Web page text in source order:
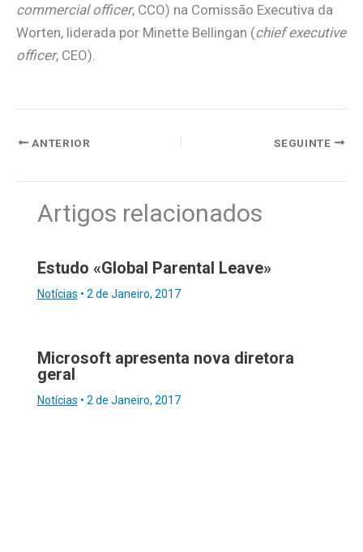
commercial officer, CCO) na Comissão Executiva da
Worten, liderada por Minette Bellingan (chief executive
officer, CEO).
ANTERIOR SEGUINTE
Artigos relacionados
Estudo «Global Parental Leave»
Notícias • 2 de Janeiro, 2017
Microsoft apresenta nova diretora
geral
Notícias • 2 de Janeiro, 2017